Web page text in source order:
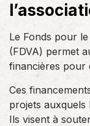
Le Fonds pour
(FDVA) permet
financières pour
Ces
projets auxquels
Ils visent à